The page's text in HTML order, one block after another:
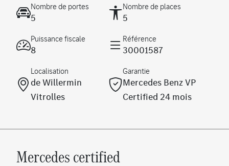
Nombre de portes
5
Nombre de places
5
Puissance fiscale
8
Référence
30001587
Localisation
de Willermin
Vitrolles
Garantie
Mercedes Benz VP
Certified 24 mois
Mercedes certified